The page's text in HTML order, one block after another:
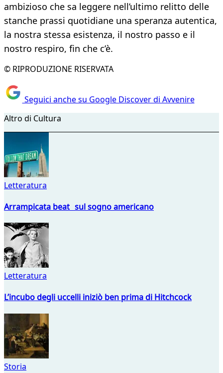
ambizioso che sa leggere nell’ultimo relitto delle
stanche prassi quotidiane una speranza autentica,
la nostra stessa esistenza, il nostro passo e il
nostro respiro, fin che c’è.
© RIPRODUZIONE RISERVATA
Seguici anche su Google Discover di Avvenire
Altro di Cultura
Letteratura
Arrampicata beat sul sogno americano
Letteratura
L’incubo degli uccelli iniziò ben prima di Hitchcock
Storia